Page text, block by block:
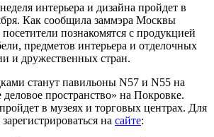
интерьера и дизайна пройдет в
Как сообщила заммэра Москвы
познакомятся с продукцией
предметов интерьера и отделочных
и дружественных стран.
станут павильоны N57 и N55 на
пространство» на Покровке.
в музеях и торговых центрах. Для
на сайте: